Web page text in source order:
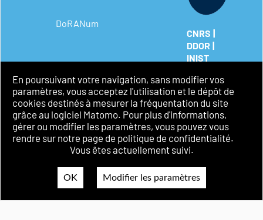
DoRANum
CNRS |
DDOR |
INIST
Mentions
légales
Politique de
confidentialité
Accessibilité
En poursuivant votre navigation, sans modifier vos
paramètres, vous acceptez l'utilisation et le dépôt de
cookies destinés à mesurer la fréquentation du site
grâce au logiciel Matomo. Pour plus d'informations,
gérer ou modifier les paramètres, vous pouvez vous
rendre sur notre page de politique de confidentialité.
Vous êtes actuellement suivi.
OK Modifier les paramètres